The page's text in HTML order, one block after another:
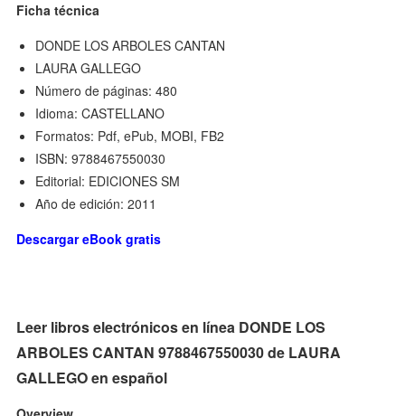
Ficha técnica
DONDE LOS ARBOLES CANTAN
LAURA GALLEGO
Número de páginas: 480
Idioma: CASTELLANO
Formatos: Pdf, ePub, MOBI, FB2
ISBN: 9788467550030
Editorial: EDICIONES SM
Año de edición: 2011
Descargar eBook gratis
Leer libros electrónicos en línea DONDE LOS
ARBOLES CANTAN 9788467550030 de LAURA
GALLEGO en español